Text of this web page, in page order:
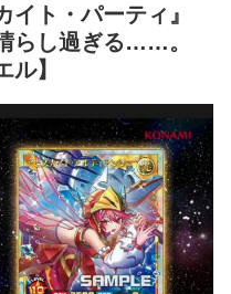
ト・パーティ』
らし過ぎる……。
ル】